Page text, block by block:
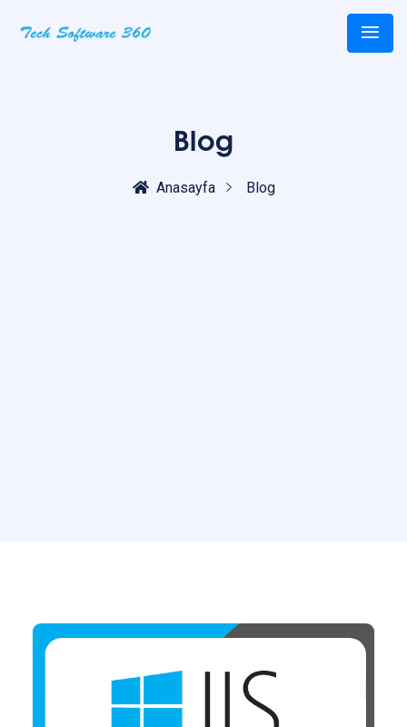
Blog
Anasayfa Blog